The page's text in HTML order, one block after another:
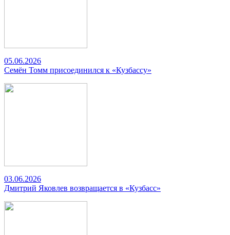
05.06.2026
Семён Томм присоединился к «Кузбассу»
03.06.2026
Дмитрий Яковлев возвращается в «Кузбасс»